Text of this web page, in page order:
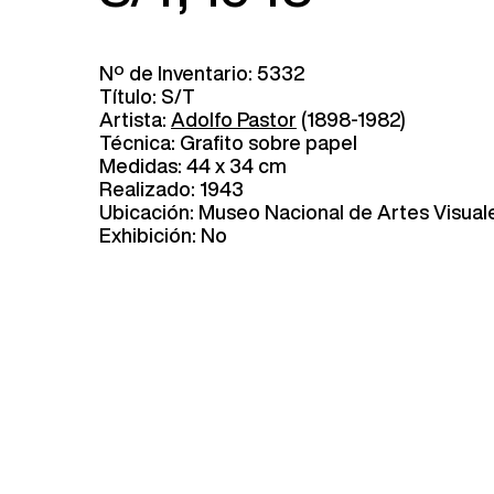
Nº de Inventario: 5332
Título: S/T
Artista: Adolfo Pastor (1898-1982)
Técnica: Grafito sobre papel
Medidas: 44 x 34 cm
Realizado: 1943
Ubicación: Museo Nacional de Artes
Exhibición: No